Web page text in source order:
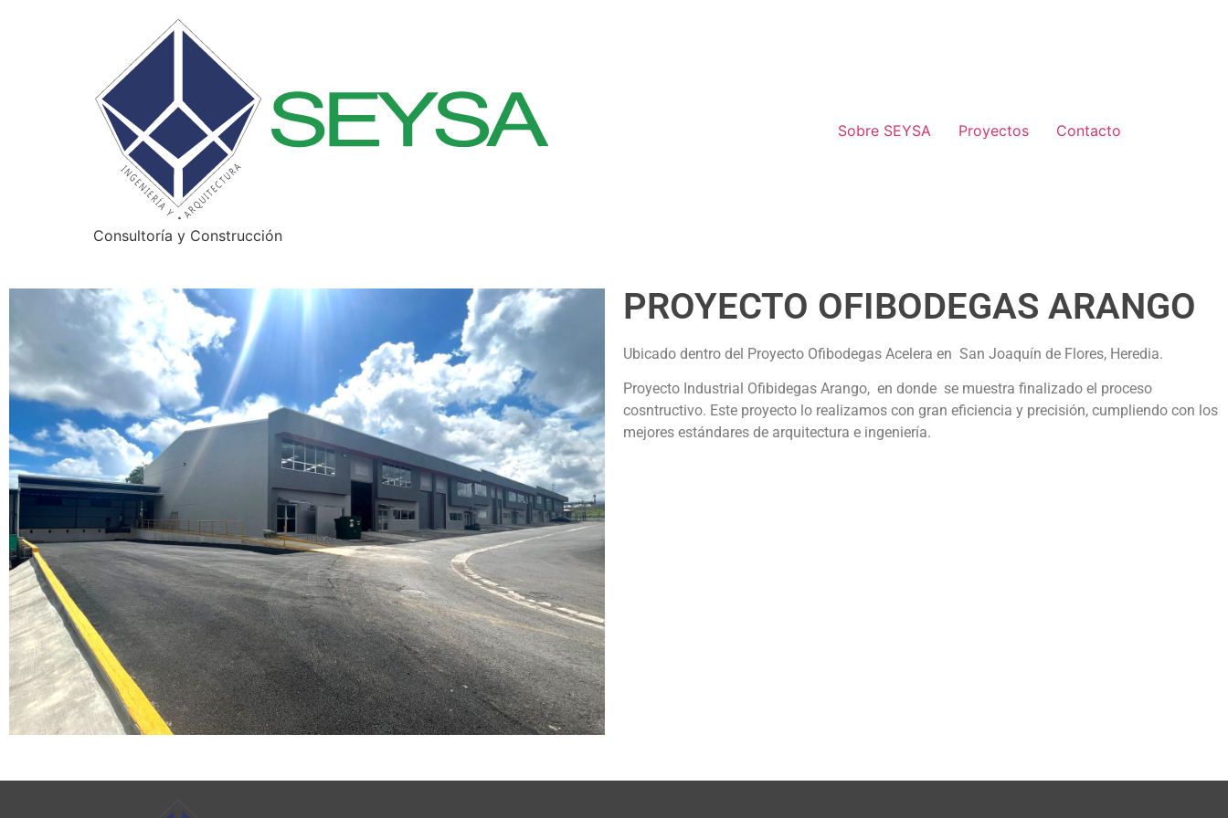
Consultoría y Construcción
Sobre SEYSA Proyectos Contacto
PROYECTO OFIBODEGAS ARANGO
Ubicado dentro del Proyecto Ofibodegas Acelera en San Joaquín de Flores, Heredia.
Proyecto Industrial Ofibidegas Arango, en donde se muestra finalizado el proceso
cosntructivo. Este proyecto lo realizamos con gran eficiencia y precisión, cumpliendo con los
mejores estándares de arquitectura e ingeniería.